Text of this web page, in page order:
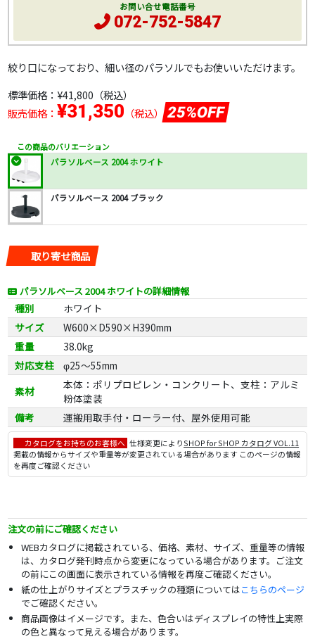
絞り口になっており、細い径のパラソルでもお使いいただけます。
標準価格： ¥41,800 （税込）
販売価格： ¥31,350 （税込） 25%OFF
この商品のバリエーション
パラソルベース 2004 ホワイト
パラソルベース 2004 ブラック
取り寄せ商品
パラソルベース 2004 ホワイトの詳細情報
種別
ホワイト
サイズ
W600×D590×H390mm
重量
38.0kg
対応支柱
φ25～55mm
素材
本体：ポリプロピレン・コンクリート、支柱：アルミ
粉体塗装
備考
運搬用取手付・ローラー付、屋外使用可能
カタログをお持ちのお客様へ 仕様変更によりSHOP for SHOP カタログ VOL.11
掲載の情報からサイズや重量等が変更されている場合があります このページの情報
を再度ご確認ください
お問い合せ電話番号
072-752-5847
注文の前にご確認ください
WEBカタログに掲載されている、価格、素材、サイズ、重量等の情報
は、カタログ発刊時点から変更になっている場合があります。ご注文
の前にこの画面に表示されている情報を再度ご確認ください。
紙の仕上がりサイズとプラスチックの種類についてはこちらのページ
でご確認ください。
商品画像はイメージです。また、色合いはディスプレイの特性上実際
の色と異なって見える場合があります。